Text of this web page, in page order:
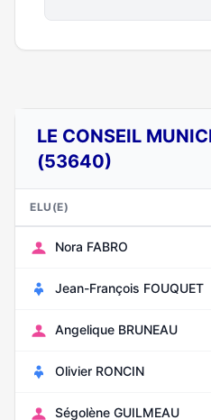
LE CONSEIL
(53640)
ELU(E)
Nora FABRO
Jean-François FOUQUET
Angelique BRUNEAU
Olivier RONCIN
Ségolène GUILMEAU